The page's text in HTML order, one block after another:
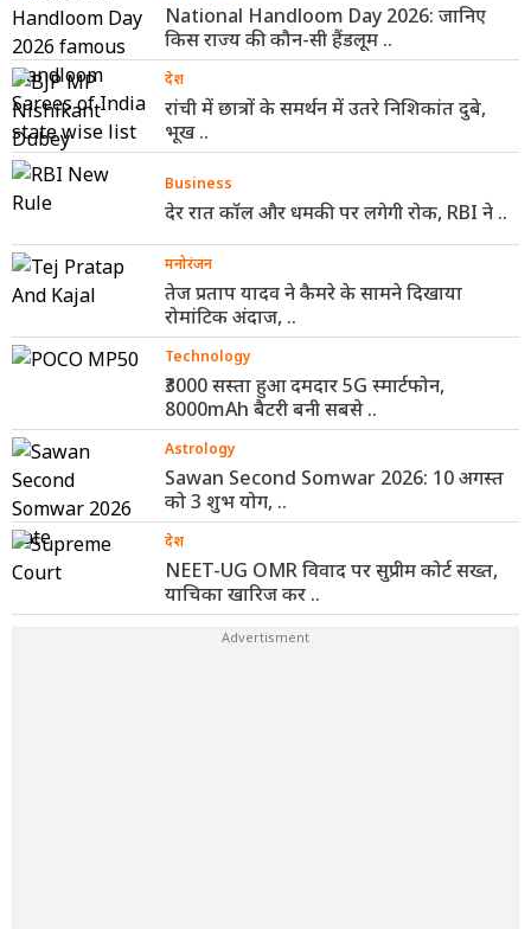
National Handloom Day 2026: जानिए
किस राज्य की कौन-सी हैंडलूम ..
देश
रांची में छात्रों के समर्थन में उतरे निशिकांत दुबे,
भूख ..
Business
देर रात कॉल और धमकी पर लगेगी रोक, RBI ने ..
मनोरंजन
तेज प्रताप यादव ने कैमरे के सामने दिखाया
रोमांटिक अंदाज, ..
Technology
₹3000 सस्ता हुआ दमदार 5G स्मार्टफोन,
8000mAh बैटरी बनी सबसे ..
Astrology
Sawan Second Somwar 2026: 10 अगस्त
को 3 शुभ योग, ..
देश
NEET-UG OMR विवाद पर सुप्रीम कोर्ट सख्त,
याचिका खारिज कर ..